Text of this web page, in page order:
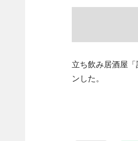
立ち飲み居酒屋
ンした。